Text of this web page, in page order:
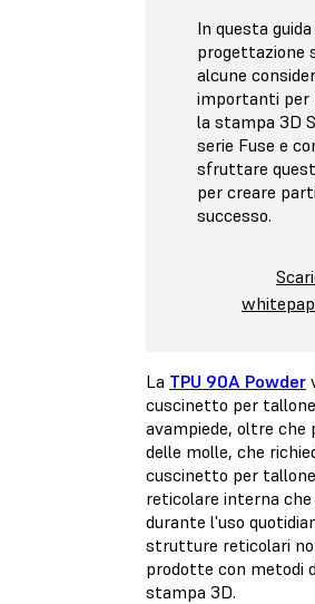
In questa guida
progettazione
alcune
importanti per
la stampa 3D
serie Fuse e
sfruttare
per creare
successo.
La TPU 90A Powder
cuscinetto per
avampiede, oltre che
delle molle, che
cuscinetto per
reticolare interna
durante l'uso
strutture reticolari
prodotte con metodi
stampa 3D.